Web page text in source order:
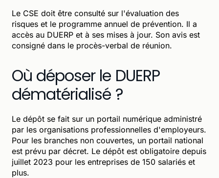
Le CSE doit être consulté sur l'évaluation des
risques et le programme annuel de prévention. Il a
accès au DUERP et à ses mises à jour. Son avis est
consigné dans le procès-verbal de réunion.
Où déposer le DUERP
dématérialisé ?
Le dépôt se fait sur un portail numérique administré
par les organisations professionnelles d'employeurs.
Pour les branches non couvertes, un portail national
est prévu par décret. Le dépôt est obligatoire depuis
juillet 2023 pour les entreprises de 150 salariés et
plus.